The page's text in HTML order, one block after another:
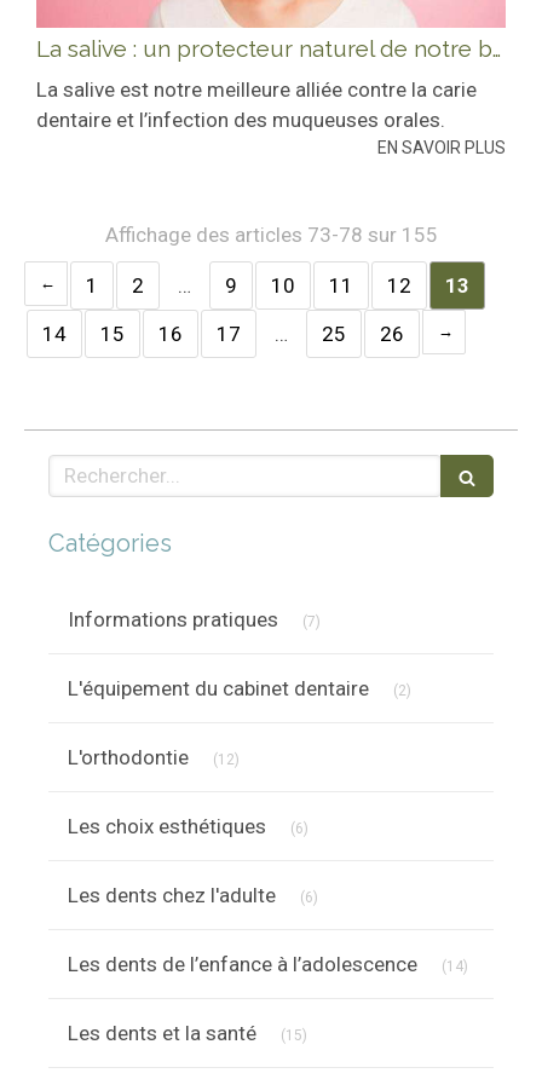
La salive : un protecteur naturel de notre bouche
La salive est notre meilleure alliée contre la carie
dentaire et l’infection des muqueuses orales.
EN SAVOIR PLUS
Affichage des articles 73-78 sur 155
1 2 … 9 10 11 12
13
14
15 16 17 … 25 26
Rechercher
Catégories
Informations pratiques (7)
L'équipement du cabinet dentaire (2)
L'orthodontie (12)
Les choix esthétiques (6)
Les dents chez l'adulte (6)
Les dents de l’enfance à l’adolescence (14)
Les dents et la santé (15)